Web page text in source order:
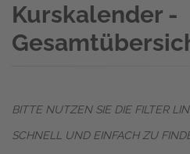
Kurskalender -
BITTE NUTZEN SIE DIE FILTER
SCHNELL UND EINFACH ZU